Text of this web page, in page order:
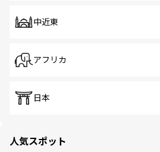
中近東
アフリカ
日本
人気スポット